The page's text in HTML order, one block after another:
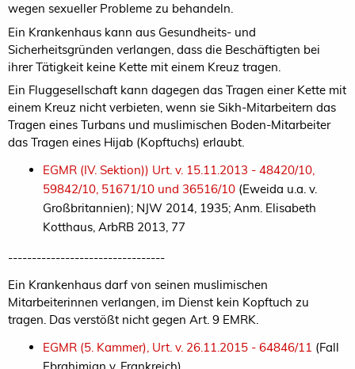
wegen sexueller Probleme zu behandeln.
Ein Krankenhaus kann aus Gesundheits- und
Sicherheitsgründen verlangen, dass die Beschäftigten bei
ihrer Tätigkeit keine Kette mit einem Kreuz tragen.
Ein Fluggesellschaft kann dagegen das Tragen einer Kette mit
einem Kreuz nicht verbieten, wenn sie Sikh-Mitarbeitern das
Tragen eines Turbans und muslimischen Boden-Mitarbeiter
das Tragen eines Hijab (Kopftuchs) erlaubt.
EGMR (IV. Sektion)) Urt. v. 15.11.2013 - 48420/10,
59842/10, 51671/10 und 36516/10 (Eweida u.a. v.
Großbritannien); NJW 2014, 1935; Anm. Elisabeth
Kotthaus, ArbRB 2013, 77
---------------------------------
Ein Krankenhaus darf von seinen muslimischen
Mitarbeiterinnen verlangen, im Dienst kein Kopftuch zu
tragen. Das verstößt nicht gegen Art. 9 EMRK.
EGMR (5. Kammer), Urt. v. 26.11.2015 - 64846/11 (Fall